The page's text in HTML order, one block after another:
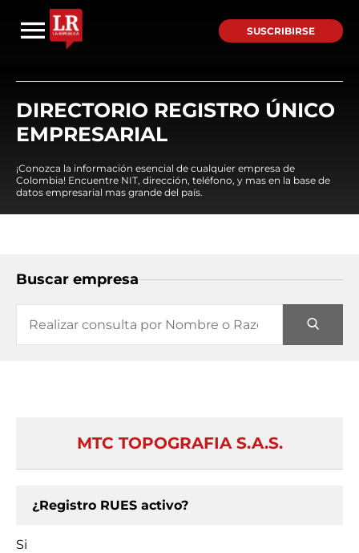
SUSCRIBIRSE
DIRECTORIO REGISTRO ÚNICO
EMPRESARIAL
¡Conozca la información esencial de cualquier empresa de
Colombia! Encuentre NIT, dirección, teléfono, y mas en la base de
datos empresarial mas grande del país.
Buscar empresa
MTC TOPOGRAFIA S.A.S.
¿Registro RUES activo?
Si